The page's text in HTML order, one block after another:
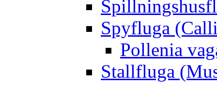
Spyfluga
Pollenia
Stallfluga